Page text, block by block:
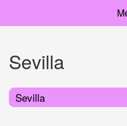
Sevilla
Sevilla